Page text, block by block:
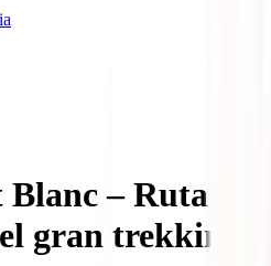
– Ruta y
gran trekking